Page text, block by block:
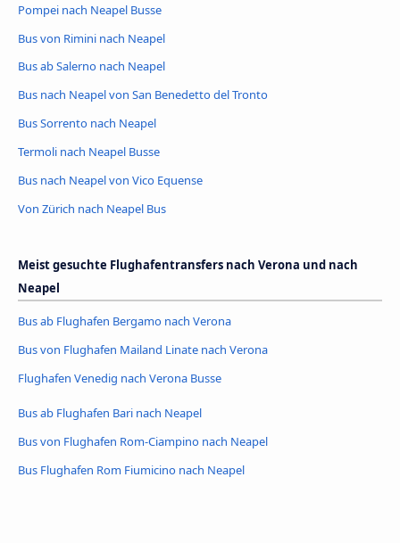
Pompei nach Neapel Busse
Bus von Rimini nach Neapel
Bus ab Salerno nach Neapel
Bus nach Neapel von San Benedetto del Tronto
Bus Sorrento nach Neapel
Termoli nach Neapel Busse
Bus nach Neapel von Vico Equense
Von Zürich nach Neapel Bus
Meist gesuchte Flughafentransfers nach Verona und nach
Neapel
Bus ab Flughafen Bergamo nach Verona
Bus von Flughafen Mailand Linate nach Verona
Flughafen Venedig nach Verona Busse
Bus ab Flughafen Bari nach Neapel
Bus von Flughafen Rom-Ciampino nach Neapel
Bus Flughafen Rom Fiumicino nach Neapel